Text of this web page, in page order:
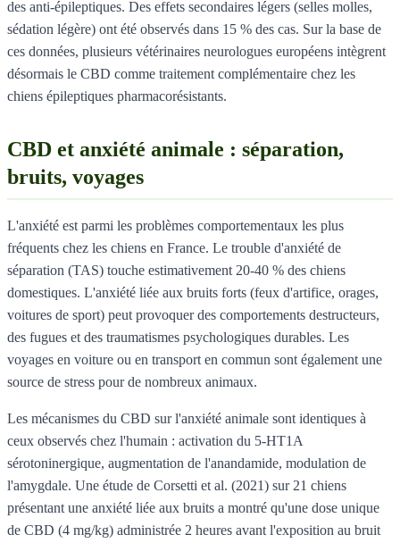
des anti-épileptiques. Des effets secondaires légers (selles molles,
sédation légère) ont été observés dans 15 % des cas. Sur la base de
ces données, plusieurs vétérinaires neurologues européens intègrent
désormais le CBD comme traitement complémentaire chez les
chiens épileptiques pharmacorésistants.
CBD et anxiété animale : séparation,
bruits, voyages
L'anxiété est parmi les problèmes comportementaux les plus
fréquents chez les chiens en France. Le trouble d'anxiété de
séparation (TAS) touche estimativement 20-40 % des chiens
domestiques. L'anxiété liée aux bruits forts (feux d'artifice, orages,
voitures de sport) peut provoquer des comportements destructeurs,
des fugues et des traumatismes psychologiques durables. Les
voyages en voiture ou en transport en commun sont également une
source de stress pour de nombreux animaux.
Les mécanismes du CBD sur l'anxiété animale sont identiques à
ceux observés chez l'humain : activation du 5-HT1A
sérotoninergique, augmentation de l'anandamide, modulation de
l'amygdale. Une étude de Corsetti et al. (2021) sur 21 chiens
présentant une anxiété liée aux bruits a montré qu'une dose unique
de CBD (4 mg/kg) administrée 2 heures avant l'exposition au bruit